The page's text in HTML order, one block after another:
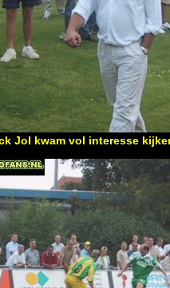
Jol kwam vol interesse